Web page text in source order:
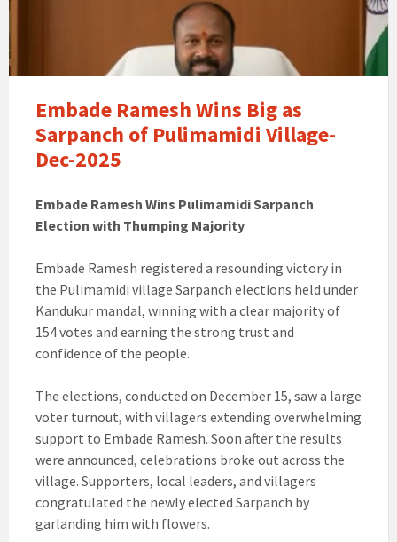
Embade Ramesh Wins Big as
Sarpanch of Pulimamidi Village-
Dec-2025
Embade Ramesh Wins Pulimamidi Sarpanch
Election with Thumping Majority
Embade Ramesh registered a resounding victory in
the Pulimamidi village Sarpanch elections held under
Kandukur mandal, winning with a clear majority of
154 votes and earning the strong trust and
confidence of the people.
The elections, conducted on December 15, saw a large
voter turnout, with villagers extending overwhelming
support to Embade Ramesh. Soon after the results
were announced, celebrations broke out across the
village. Supporters, local leaders, and villagers
congratulated the newly elected Sarpanch by
garlanding him with flowers.